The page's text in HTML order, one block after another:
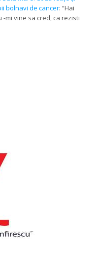
bolnavi de cancer: “Hai
-mi vine sa cred, ca rezisti